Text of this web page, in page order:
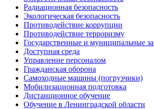
Радиационная безопасность
Экологическая безопасность
Противодействие коррупции
Противодействие терроризму
Государственные и муниципальные
Доступная среда
Управление персоналом
Гражданская оборона
Самоходные машины (погрузчики)
Мобилизационная подготовка
Дистанционное обучение
Обучение в Ленинградской области